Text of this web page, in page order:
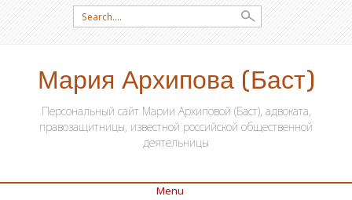
Search for:
Мария Архипова (Баст)
Персональный сайт Марии Архиповой (Баст), адвоката,
правозащитницы, известной российской общественной
деятельницы
Menu